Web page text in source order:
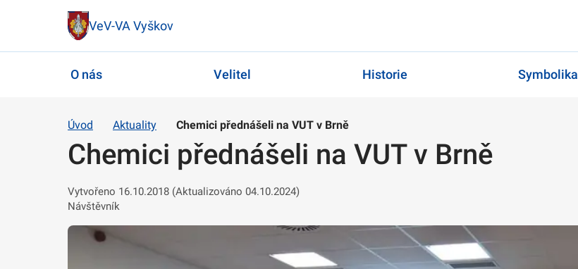
VeV-VA Vyškov
O nás Velitel Historie Symbolika
Úvod Aktuality Chemici přednášeli na VUT v Brně
Chemici přednášeli na VUT v Brně
Vytvořeno 16.10.2018 (Aktualizováno 04.10.2024)
Návštěvník